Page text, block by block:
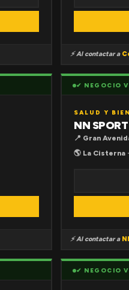
⚡ Al contactar a
✔ NEGOCIO
SALUD Y
NN SPORT
📍 Gran
🌎 La Cisterna
⚡ Al contactar a
✔ NEGOCIO